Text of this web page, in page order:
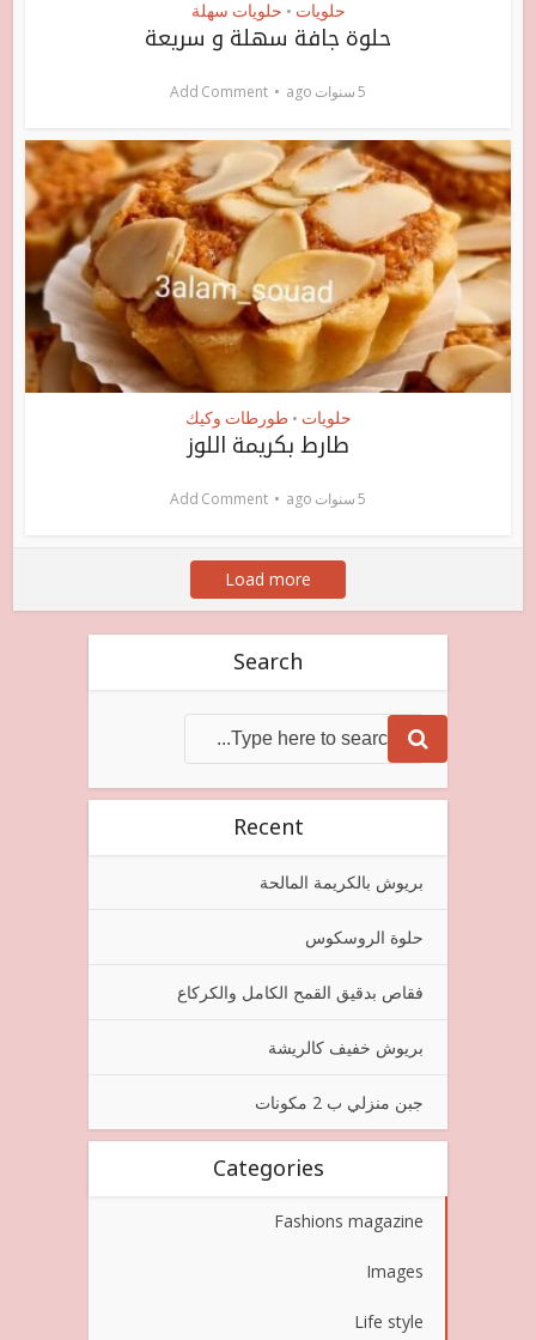
حلويات • حلويات سهلة
حلوة جافة سهلة و سريعة
5 سنوات ago Add Comment
حلويات • طورطات وكيك
طارط بكريمة اللوز
5 سنوات ago Add Comment
Load more
Search
Recent
بريوش بالكريمة المالحة
حلوة الروسكوس
فقاص بدقيق القمح الكامل والكركاع
بريوش خفيف كالريشة
جبن منزلي ب 2 مكونات
Categories
Fashions magazine
Images
Life style